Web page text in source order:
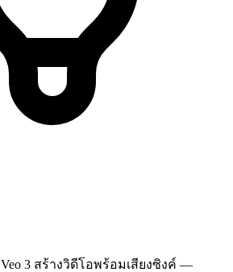
Veo 3 สร้างวิดีโอพร้อมเสียงซิงค์ —